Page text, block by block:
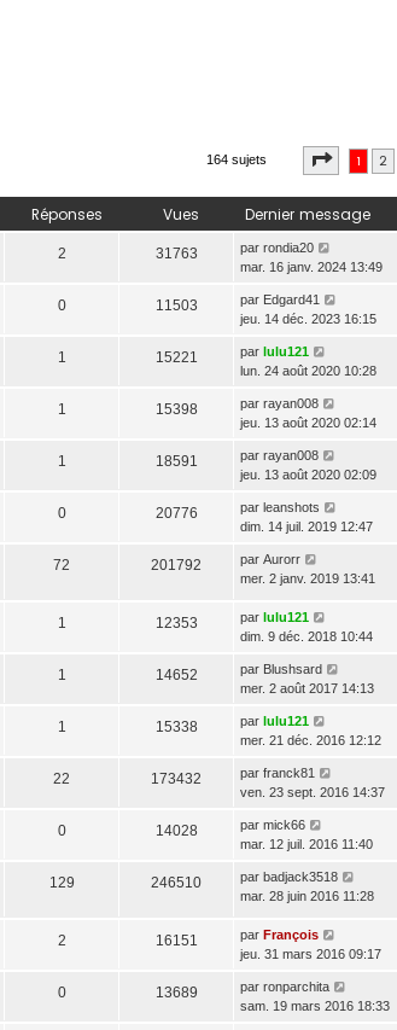
164 sujets Page sur
1 2
Réponses Vues Dernier message
2 31763 par rondia20
mar. 16 janv. 2024 13:49
0 11503 par Edgard41
jeu. 14 déc. 2023 16:15
1 15221 par lulu121
lun. 24 août 2020 10:28
1 15398 par rayan008
jeu. 13 août 2020 02:14
1 18591 par rayan008
jeu. 13 août 2020 02:09
0 20776 par leanshots
dim. 14 juil. 2019 12:47
72 201792 par Aurorr
mer. 2 janv. 2019 13:41
1 12353 par lulu121
dim. 9 déc. 2018 10:44
1 14652 par Blushsard
mer. 2 août 2017 14:13
1 15338 par lulu121
mer. 21 déc. 2016 12:12
22 173432 par franck81
ven. 23 sept. 2016 14:37
0 14028 par mick66
mar. 12 juil. 2016 11:40
129 246510 par badjack3518
mar. 28 juin 2016 11:28
2 16151 par François
jeu. 31 mars 2016 09:17
0 13689 par ronparchita
sam. 19 mars 2016 18:33